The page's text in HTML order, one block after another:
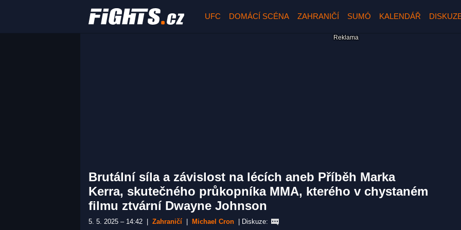
UFC DOMÁCÍ SCÉNA ZAHRANIČÍ SUMÓ KALENDÁŘ
Brutální síla a závislost na lécích aneb Příběh Marka
Kerra, skutečného průkopníka MMA, kterého v chystaném
filmu ztvární Dwayne Johnson
5. 5. 2025 – 14:42 Zahraničí Michael Cron Diskuze: